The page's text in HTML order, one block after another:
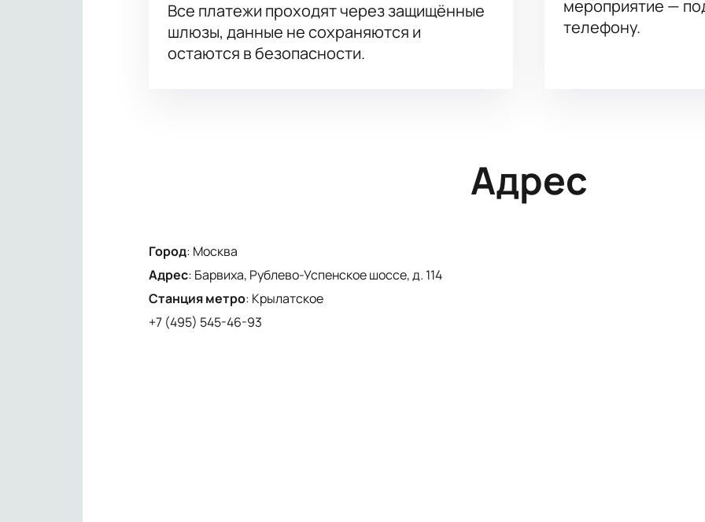
Все платежи проходят через защищённые
шлюзы, данные не сохраняются и
остаются в безопасности.
мероприятие —
телефону.
Адрес
Город: Москва
Адрес: Барвиха, Рублево-Успенское шоссе, д. 114
Станция метро: Крылатское
+7 (495) 545-46-93